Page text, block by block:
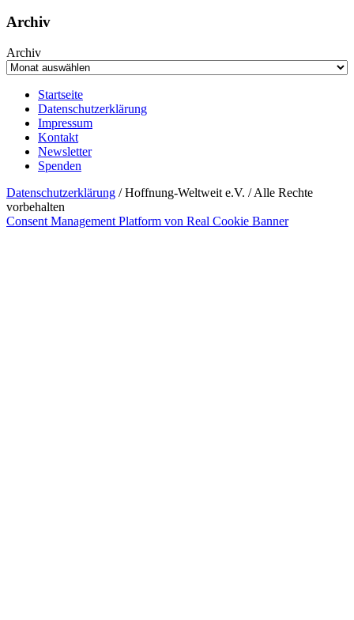
Archiv
Archiv
Startseite
Datenschutzerklärung
Impressum
Kontakt
Newsletter
Spenden
Datenschutzerklärung / Hoffnung-Weltweit e.V. / Alle Rechte
vorbehalten
Consent Management Platform von Real Cookie Banner